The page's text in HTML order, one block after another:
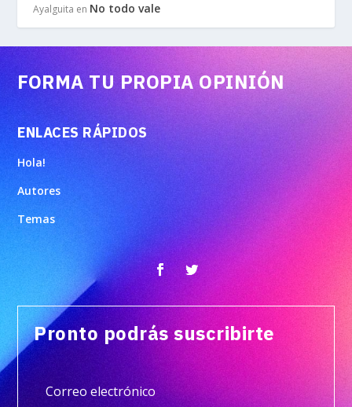
Ayalguita en No todo vale
FORMA TU PROPIA OPINIÓN
ENLACES RÁPIDOS
Hola!
Autores
Temas
Pronto podrás suscribirte